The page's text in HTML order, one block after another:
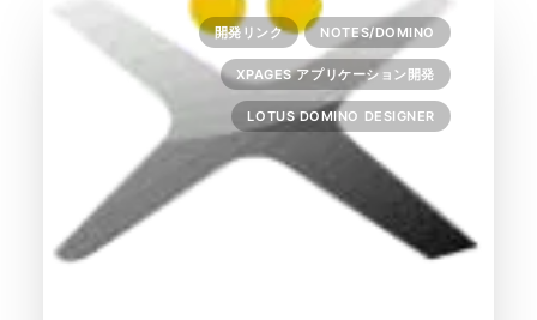
開発リンク NOTES/DOMINO
XPAGES アプリケーション開発
LOTUS DOMINO DESIGNER